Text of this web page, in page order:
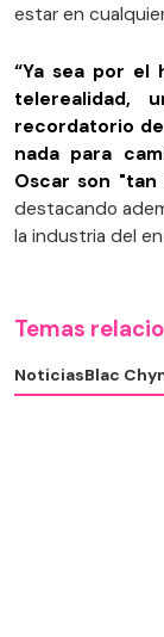
estar en
“Ya sea por el
telerealidad,
recordatorio
nada para
Oscar son "tan
destacando
la industria del
Temas
NoticiasBlac